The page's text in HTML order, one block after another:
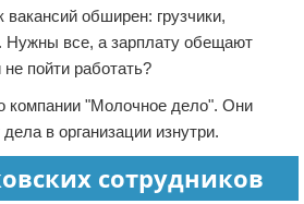
вакансий обширен: грузчики,
Нужны все, а зарплату обещают
пойти работать?
компании "Молочное дело". Они
в организации изнутри.
сотрудников